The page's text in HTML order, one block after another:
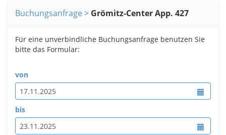
Buchungsanfrage Grömitz-Center App. 427
Für eine unverbindliche Buchungsanfrage benutzen Sie
bitte das Formular:
von
bis